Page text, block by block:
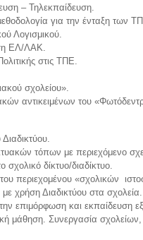
– Τηλεκπαίδευση.
για την ένταξη των
Λογισμικού.
ΕΛ/ΛΑΚ.
στις ΤΠΕ.
σχολείου».
αντικειμένων του
τόπων με περιεχόμενο
δίκτυο/διαδίκτυο.
περιεχομένου «σχολικών
χρήση Διαδικτύου στα σχολεία.
επιμόρφωση και εκπαίδευση
μάθηση. Συνεργασία